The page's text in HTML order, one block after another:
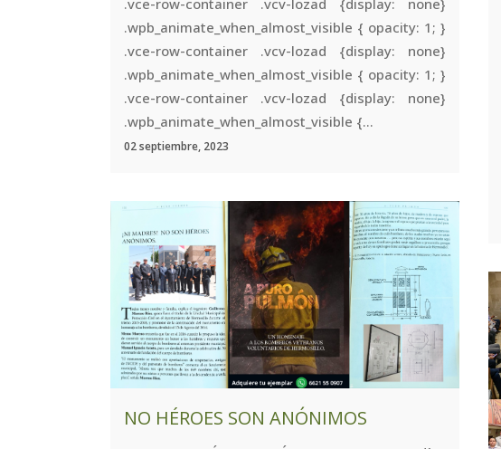
.vce-row-container .vcv-lozad {display: none}
.wpb_animate_when_almost_visible { opacity: 1; }
.vce-row-container .vcv-lozad {display: none}
.wpb_animate_when_almost_visible { opacity: 1; }
.vce-row-container .vcv-lozad {display: none}
.wpb_animate_when_almost_visible {...
02 septiembre, 2023
NO HÉROES SON ANÓNIMOS